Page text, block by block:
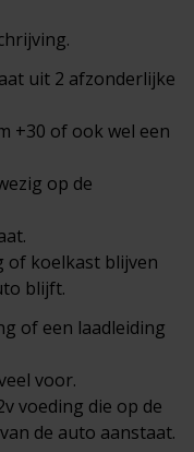
uit 2 afzonderlijke
+30 of ook wel een
op de
of koelkast blijven
blijft.
of een laadleiding
voor.
voeding die op de
de auto aanstaat.